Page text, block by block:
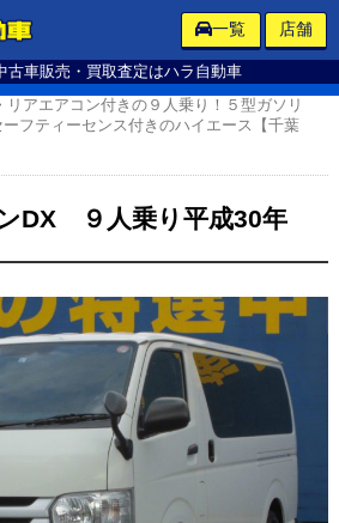
古車販売・買取査定はハラ自動車
一覧 店舗
リアエアコン付きの９人乗り！５型ガソリ
フティーセンス付きのハイエース【千葉
DX ９人乗り平成30年